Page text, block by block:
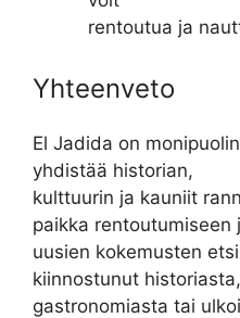
rentoutua ja
Yhteenveto
El Jadida on
yhdistää historian,
kulttuurin ja kauniit
paikka rentoutumiseen
uusien kokemusten
kiinnostunut historiasta,
gastronomiasta tai